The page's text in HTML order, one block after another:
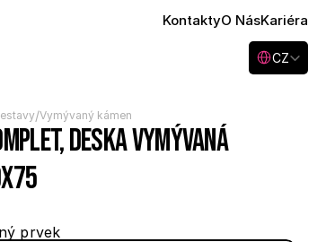
KontaktyO NásKariéra
Select Language
CZ
/Vymývaný kámen
deska vymývaná
prvek